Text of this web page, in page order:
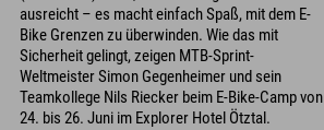
ausreicht – es macht einfach Spaß, mit dem E-
Bike Grenzen zu überwinden. Wie das mit
Sicherheit gelingt, zeigen MTB-Sprint-
Weltmeister Simon Gegenheimer und sein
Teamkollege Nils Riecker beim E-Bike-Camp von
24. bis 26. Juni im Explorer Hotel Ötztal.